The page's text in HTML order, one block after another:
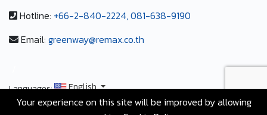
Hotline: +66-2-840-2224, 081-638-9190
Email: greenway@remax.co.th
Languages: English
Your experience on this site will be improved by allowing